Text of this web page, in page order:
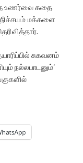
உணர்வை கதை
மக்களை
சுகவனம்
நல்லபாடனும்’